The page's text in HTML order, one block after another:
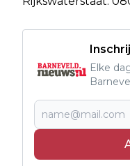
Elke